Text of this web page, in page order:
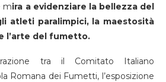
mira a evidenziare la bellezza del
atleti paralimpici, la maestosità
l’arte del fumetto.
tra il Comitato Italiano
Romana dei Fumetti, l’esposizione